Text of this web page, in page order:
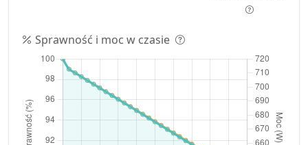
Sprawność i moc w czasie